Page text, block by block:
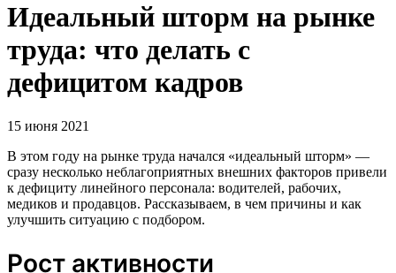
Идеальный шторм на рынке
труда: что делать с
дефицитом кадров
15 июня 2021
В этом году на рынке труда начался «идеальный шторм» —
сразу несколько неблагоприятных внешних факторов привели
к дефициту линейного персонала: водителей, рабочих,
медиков и продавцов. Рассказываем, в чем причины и как
улучшить ситуацию с подбором.
Рост активности